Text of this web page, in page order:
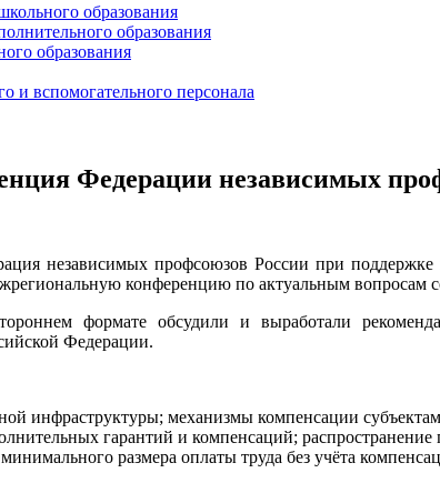
образования
образования
образования
и вспомогательного персонала
Федерации независимых
независимых профсоюзов России при
конференцию по актуальным вопросам
формате обсудили и выработали
Федерации.
инфраструктуры; механизмы компенсации
гарантий и компенсаций;
размера оплаты труда без учёта